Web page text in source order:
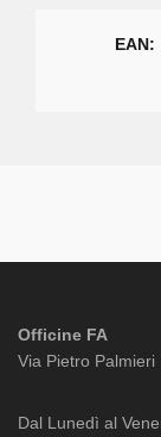
EAN:
Officine FA
Via Pietro
Dal Lunedì al